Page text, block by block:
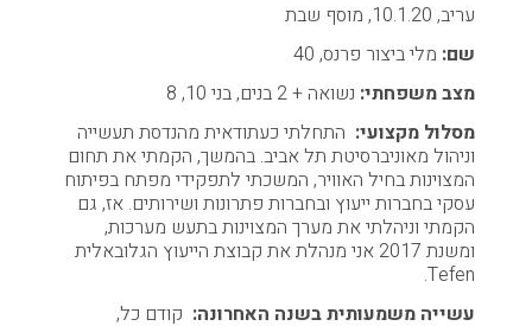
עריב, 10.1.20, מוסף שבת
שם: מלי ביצור פרנס, 40
מצב משפחתי: נשואה + 2 בנים, בני 10, 8
מסלול מקצועי: התחלתי כעתודאית מהנדסת תעשייה
וניהול מאוניברסיטת תל אביב. בהמשך, הקמתי את תחום
המצוינות בחיל האוויר, המשכתי לתפקידי מפתח בפיתוח
עסקי בחברות ייעוץ ובחברות פתרונות ושירותים. אז, גם
הקמתי וניהלתי את מערך המצוינות בתעש מערכות,
ומשנת 2017 אני מנהלת את קבוצת הייעוץ הגלובאלית
Tefen.
עשייה משמעותית בשנה האחרונה: קודם כל,